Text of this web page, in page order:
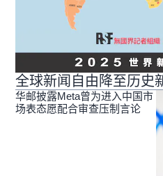
全球新闻自由降至历史
华邮披露Meta曾为进入中国市
场表态愿配合审查压制言论